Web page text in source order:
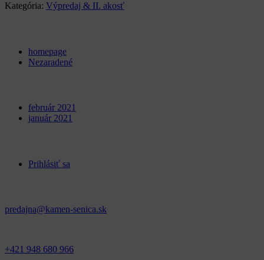
Kategória: Výpredaj & II. akosť
homepage
Nezaradené
február 2021
január 2021
Prihlásiť sa
predajna@kamen-senica.sk
+421 948 680 966